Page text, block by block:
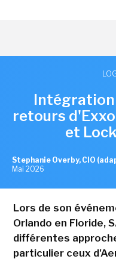
Intégration
retours
et
Stephanie Overby, CIO
Mai 2026
Lors de son
Orlando en Floride,
différentes
particulier ceux